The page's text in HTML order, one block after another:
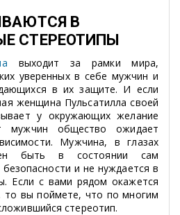
В
СТЕРЕОТИПЫ
выходит за рамки мира,
уверенных в себе мужчин и
в их защите. И если
женщина Пульсатилла своей
у окружающих желание
мужчин общество ожидает
Мужчина, в глазах
быть в состоянии сам
и не нуждается в
Если с вами рядом окажется
то вы поймете, что по многим
стереотип.